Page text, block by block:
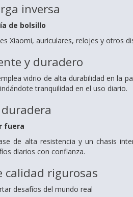
inversa
de bolsillo
Xiaomi, auriculares, relojes y otros
y duradero
vidrio de alta durabilidad en la
tranquilidad en el uso diario.
fuera
de alta resistencia y un chasis
diarios con confianza.
calidad rigurosas
desafíos del mundo real